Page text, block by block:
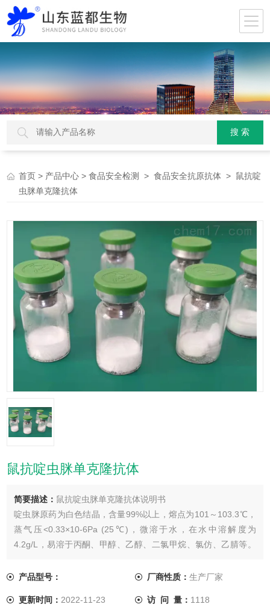
首页 > 产品中心 >食品安全检测 >食品安全抗原抗体 > 鼠抗啶
虫脒单克隆抗体
鼠抗啶虫脒单克隆抗体
简要描述： 鼠抗啶虫脒单克隆抗体说明书
啶虫脒原药为白色结晶，含量99%以上，熔点为101～103.3℃，
蒸气压<0.33×10-6Pa (25℃)，微溶于水，在水中溶解度为
4.2g/L，易溶于丙酮、甲醇、乙醇、二氯甲烷、氯仿、乙腈等。
于45℃逐渐水解。在日光下稳定.
产品型号： 厂商性质： 生产厂家
更新时间： 2022-11-23 访 问 量： 1118